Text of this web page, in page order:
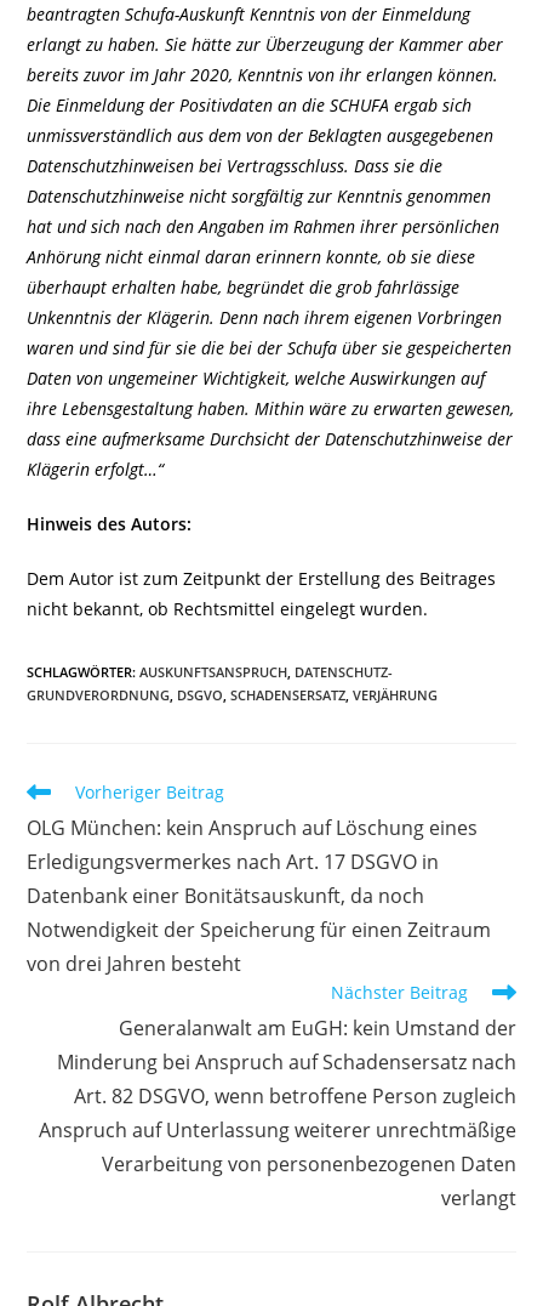
beantragten Schufa-Auskunft Kenntnis von der Einmeldung
erlangt zu haben. Sie hätte zur Überzeugung der Kammer aber
bereits zuvor im Jahr 2020, Kenntnis von ihr erlangen können.
Die Einmeldung der Positivdaten an die SCHUFA ergab sich
unmissverständlich aus dem von der Beklagten ausgegebenen
Datenschutzhinweisen bei Vertragsschluss. Dass sie die
Datenschutzhinweise nicht sorgfältig zur Kenntnis genommen
hat und sich nach den Angaben im Rahmen ihrer persönlichen
Anhörung nicht einmal daran erinnern konnte, ob sie diese
überhaupt erhalten habe, begründet die grob fahrlässige
Unkenntnis der Klägerin. Denn nach ihrem eigenen Vorbringen
waren und sind für sie die bei der Schufa über sie gespeicherten
Daten von ungemeiner Wichtigkeit, welche Auswirkungen auf
ihre Lebensgestaltung haben. Mithin wäre zu erwarten gewesen,
dass eine aufmerksame Durchsicht der Datenschutzhinweise der
Klägerin erfolgt…“
Hinweis des Autors:
Dem Autor ist zum Zeitpunkt der Erstellung des Beitrages
nicht bekannt, ob Rechtsmittel eingelegt wurden.
SCHLAGWÖRTER:AUSKUNFTSANSPRUCH DATENSCHUTZ-
GRUNDVERORDNUNG DSGVO SCHADENSERSATZ VERJÄHRUNG
Weitere
ansehen
Vorheriger Beitrag
OLG München: kein Anspruch auf Löschung eines
Erledigungsvermerkes nach Art. 17 DSGVO in
Datenbank einer Bonitätsauskunft, da noch
Notwendigkeit der Speicherung für einen Zeitraum
von drei Jahren besteht
Nächster Beitrag
Generalanwalt am EuGH: kein Umstand der
Minderung bei Anspruch auf Schadensersatz nach
Art. 82 DSGVO, wenn betroffene Person zugleich
Anspruch auf Unterlassung weiterer unrechtmäßige
Verarbeitung von personenbezogenen Daten
verlangt